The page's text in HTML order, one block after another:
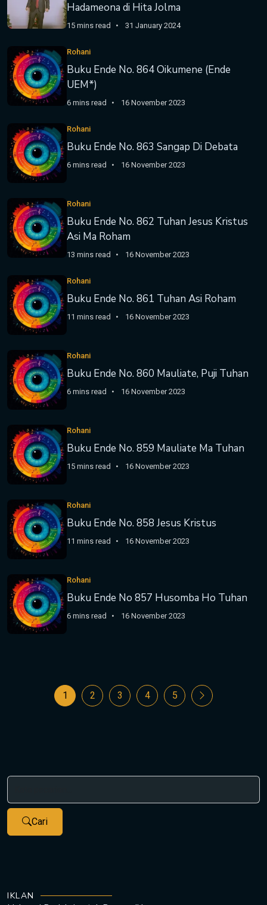
Hadameona di Hita Jolma
15 mins read 31 January 2024
Rohani
Buku Ende No. 864 Oikumene (Ende
UEM*)
6 mins read 16 November 2023
Rohani
Buku Ende No. 863 Sangap Di Debata
6 mins read 16 November 2023
Rohani
Buku Ende No. 862 Tuhan Jesus Kristus
Asi Ma Roham
13 mins read 16 November 2023
Rohani
Buku Ende No. 861 Tuhan Asi Roham
11 mins read 16 November 2023
Rohani
Buku Ende No. 860 Mauliate, Puji Tuhan
6 mins read 16 November 2023
Rohani
Buku Ende No. 859 Mauliate Ma Tuhan
15 mins read 16 November 2023
Rohani
Buku Ende No. 858 Jesus Kristus
11 mins read 16 November 2023
Rohani
Buku Ende No 857 Husomba Ho Tuhan
6 mins read 16 November 2023
1 2 3 4 5
Cari
IKLAN